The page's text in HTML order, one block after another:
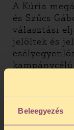
Beleegyezés
A Kúria
és Szűcs
választási
jelöltek és
jelölt, vagy
magának
arról szól,